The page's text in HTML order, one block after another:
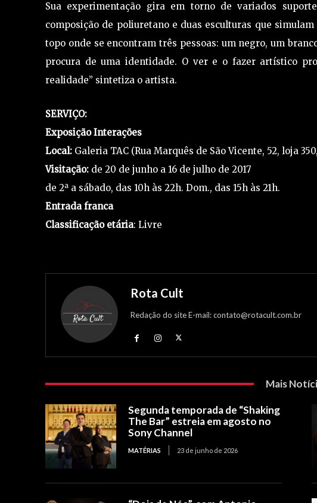
Sua experimentação gira em torno de variados
composição de poliuretano e duas esculturas que
topo onde se encontram três pessoas: um negro, um
procura de uma identidade. O ver e o fazer artístico
realidade” sintetiza o artista.
SERVIÇO:
Exposição Interações
Local: Galeria TAC (Rua Marquês de São Vicente, 52, loja
Visitação: de 20 de junho a 16 de julho de 2017
de 2ª a sábado, das 10h às 22h. Dom., das 15h às 21h.
Entrada franca
Classificação etária: Livre
Rota Cult
Redação do site E-mail: contato@rotacult.com.br
Mais
Segunda temporada de “Shaking
The Bar” estreia em agosto no
Sony Channel
MATÉRIAS 23 de junho de 2026